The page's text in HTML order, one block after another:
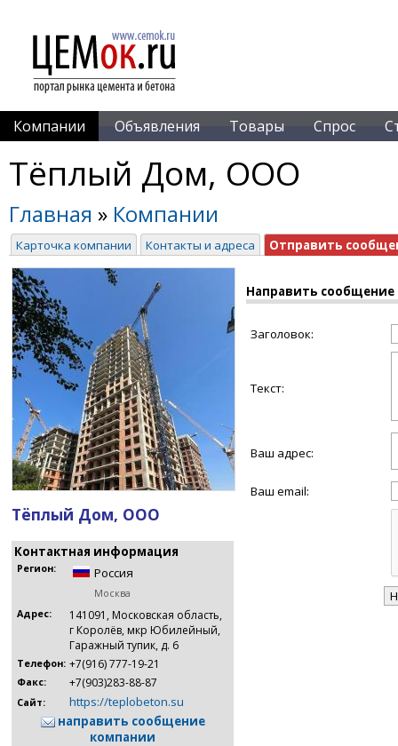
Компании Объявления Товары Спрос
Тёплый Дом, ООО
Главная » Компании
Карточка компании Контакты и адреса Отправить
Тёплый Дом, ООО
Контактная информация
Регион: Россия
Москва
Адрес:
141091, Московская область,
г Королёв, мкр Юбилейный,
Гаражный тупик, д. 6
Телефон: +7(916) 777-19-21
Факс: +7(903)283-88-87
Сайт:
https://teplobeton.su
направить сообщение
компании
Направить
Заголовок:
Текст:
Ваш адрес:
Ваш email: